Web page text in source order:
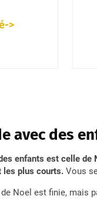
>
avec des
enfants est celle de
les plus courts. Vous
Noel est finie,